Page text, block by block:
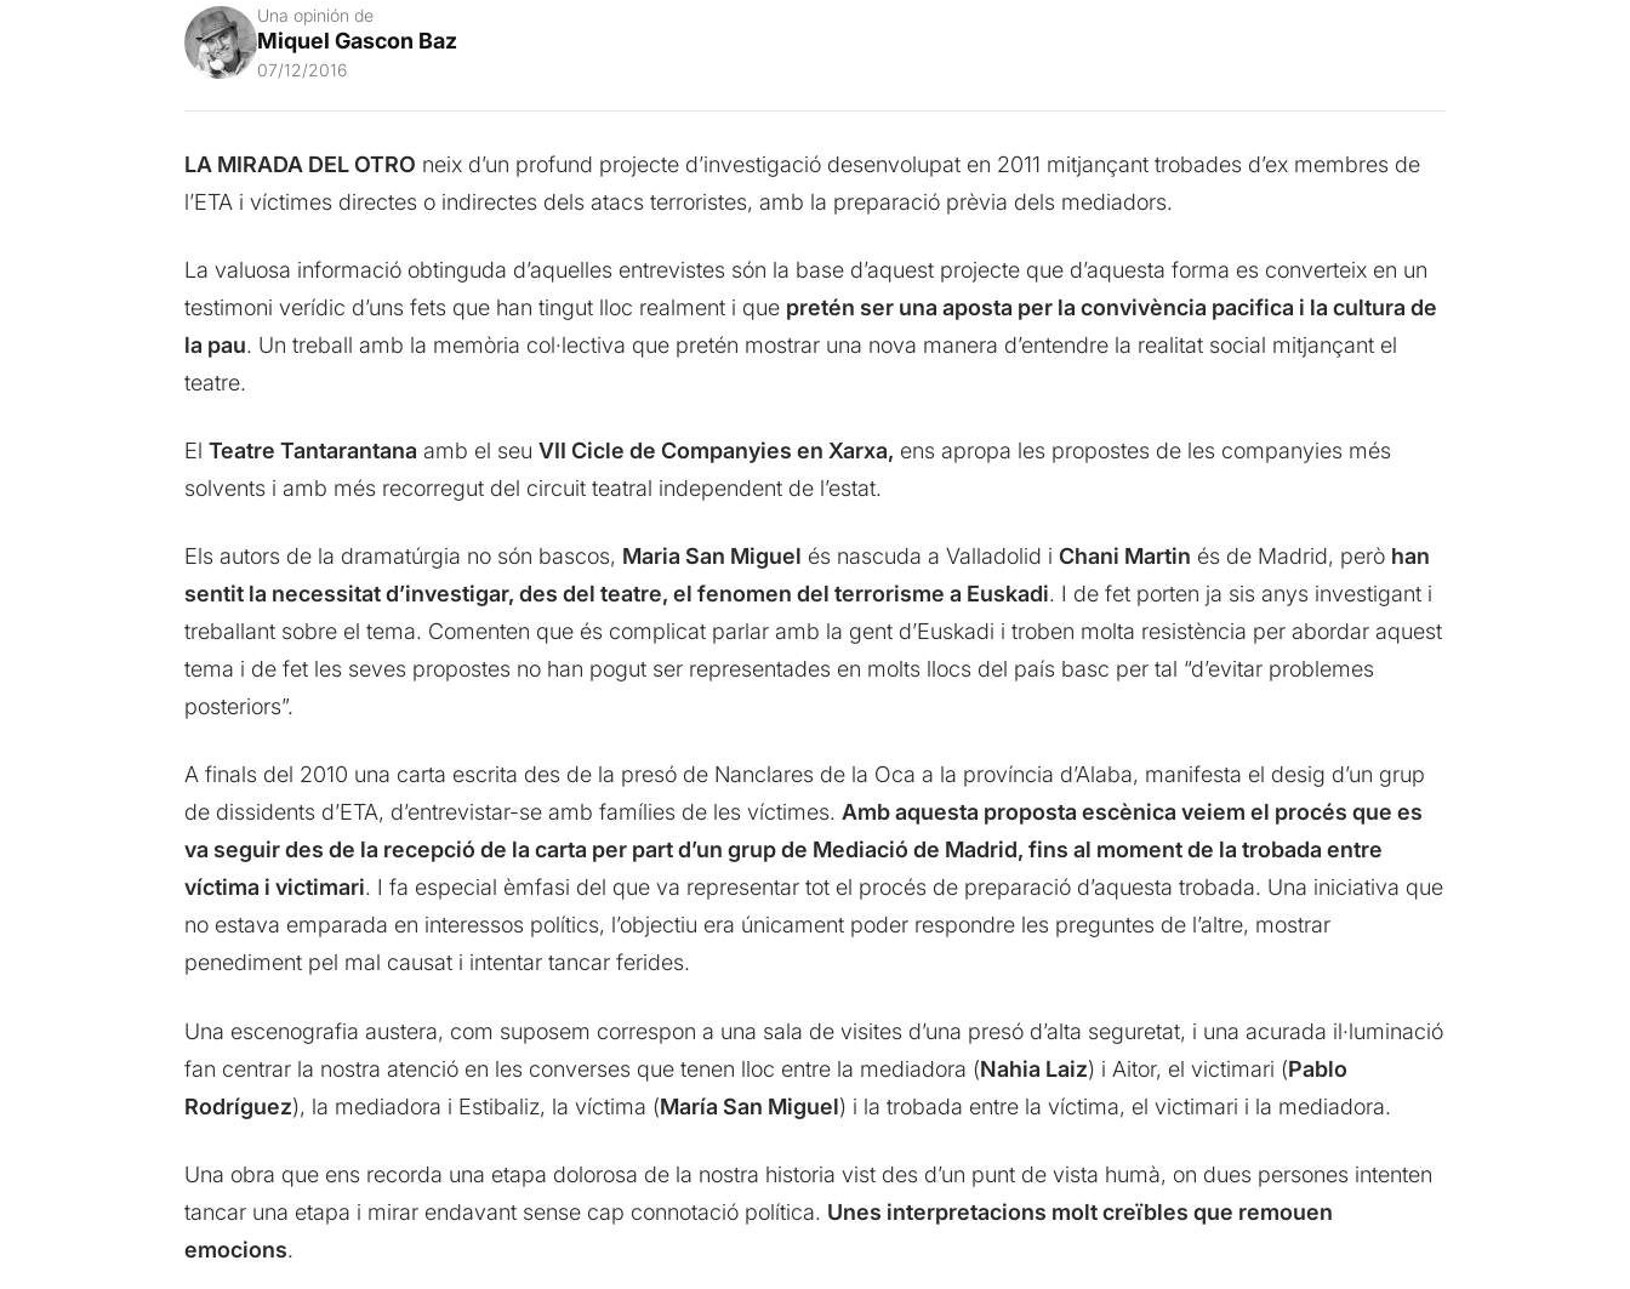
Una opinión de
Miquel Gascon Baz
07/12/2016
LA MIRADA DEL OTRO neix d’un profund projecte d’investigació desenvolupat en 2011 mitjançant trobades d’ex membres de
l’ETA i víctimes directes o indirectes dels atacs terroristes, amb la preparació prèvia dels mediadors.
La valuosa informació obtinguda d’aquelles entrevistes són la base d’aquest projecte que d’aquesta forma es converteix en un
testimoni verídic d’uns fets que han tingut lloc realment i que pretén ser una aposta per la convivència pacifica i la cultura de
la pau. Un treball amb la memòria col·lectiva que pretén mostrar una nova manera d’entendre la realitat social mitjançant el
teatre.
El Teatre Tantarantana amb el seu VII Cicle de Companyies en Xarxa, ens apropa les propostes de les companyies més
solvents i amb més recorregut del circuit teatral independent de l’estat.
Els autors de la dramatúrgia no són bascos, Maria San Miguel és nascuda a Valladolid i Chani Martin és de Madrid, però han
sentit la necessitat d’investigar, des del teatre, el fenomen del terrorisme a Euskadi. I de fet porten ja sis anys investigant i
treballant sobre el tema. Comenten que és complicat parlar amb la gent d’Euskadi i troben molta resistència per abordar aquest
tema i de fet les seves propostes no han pogut ser representades en molts llocs del país basc per tal “d’evitar problemes
posteriors”.
A finals del 2010 una carta escrita des de la presó de Nanclares de la Oca a la província d’Alaba, manifesta el desig d’un grup
de dissidents d’ETA, d’entrevistar-se amb famílies de les víctimes. Amb aquesta proposta escènica veiem el procés que es
va seguir des de la recepció de la carta per part d’un grup de Mediació de Madrid, fins al moment de la trobada entre
víctima i victimari. I fa especial èmfasi del que va representar tot el procés de preparació d’aquesta trobada. Una iniciativa que
no estava emparada en interessos polítics, l’objectiu era únicament poder respondre les preguntes de l’altre, mostrar
penediment pel mal causat i intentar tancar ferides.
Una escenografia austera, com suposem correspon a una sala de visites d’una presó d’alta seguretat, i una acurada il·luminació
fan centrar la nostra atenció en les converses que tenen lloc entre la mediadora (Nahia Laiz) i Aitor, el victimari (Pablo
Rodríguez), la mediadora i Estibaliz, la víctima (María San Miguel) i la trobada entre la víctima, el victimari i la mediadora.
Una obra que ens recorda una etapa dolorosa de la nostra historia vist des d’un punt de vista humà, on dues persones intenten
tancar una etapa i mirar endavant sense cap connotació política. Unes interpretacions molt creïbles que remouen
emocions.